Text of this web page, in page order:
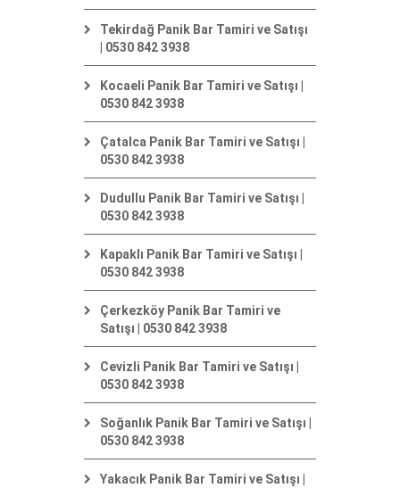
Tekirdağ Panik Bar Tamiri ve Satışı
| 0530 842 3938
Kocaeli Panik Bar Tamiri ve Satışı |
0530 842 3938
Çatalca Panik Bar Tamiri ve Satışı |
0530 842 3938
Dudullu Panik Bar Tamiri ve Satışı |
0530 842 3938
Kapaklı Panik Bar Tamiri ve Satışı |
0530 842 3938
Çerkezköy Panik Bar Tamiri ve
Satışı | 0530 842 3938
Cevizli Panik Bar Tamiri ve Satışı |
0530 842 3938
Soğanlık Panik Bar Tamiri ve Satışı |
0530 842 3938
Yakacık Panik Bar Tamiri ve Satışı |